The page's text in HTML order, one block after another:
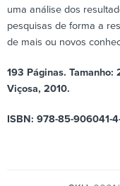
uma análise dos
pesquisas de forma a
de mais ou novos
193 Páginas.
Viçosa, 2010.
ISBN: 978-85-906041-